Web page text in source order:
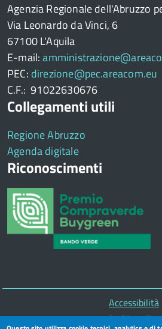
Agenzia Regionale dell'Abruzzo
Via Leonardo da Vinci, 6
67100 L'Aquila
E-mail:
PEC: direzione@pec.areacom.eu
C.F.: 91022630676
Collegamenti utili
Regione Abruzzo
Agenda digitale
Riconoscimenti
di
Accessibilità
Cookie policy